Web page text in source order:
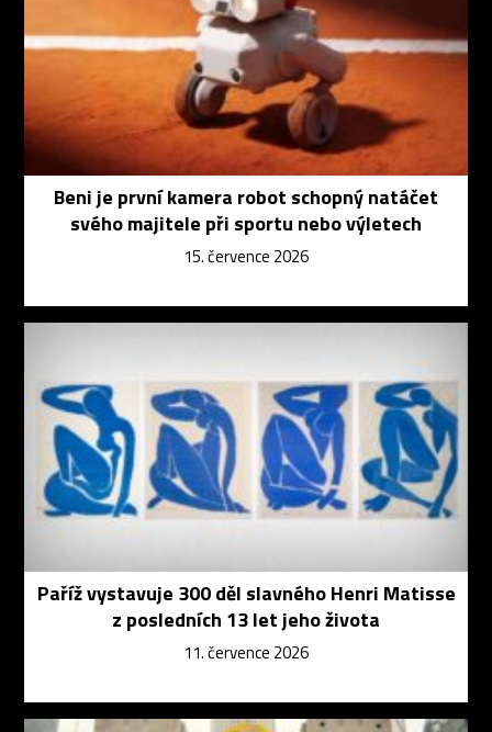
Beni je první kamera robot schopný natáčet
svého majitele při sportu nebo výletech
15. července 2026
Paříž vystavuje 300 děl slavného Henri Matisse
z posledních 13 let jeho života
11. července 2026